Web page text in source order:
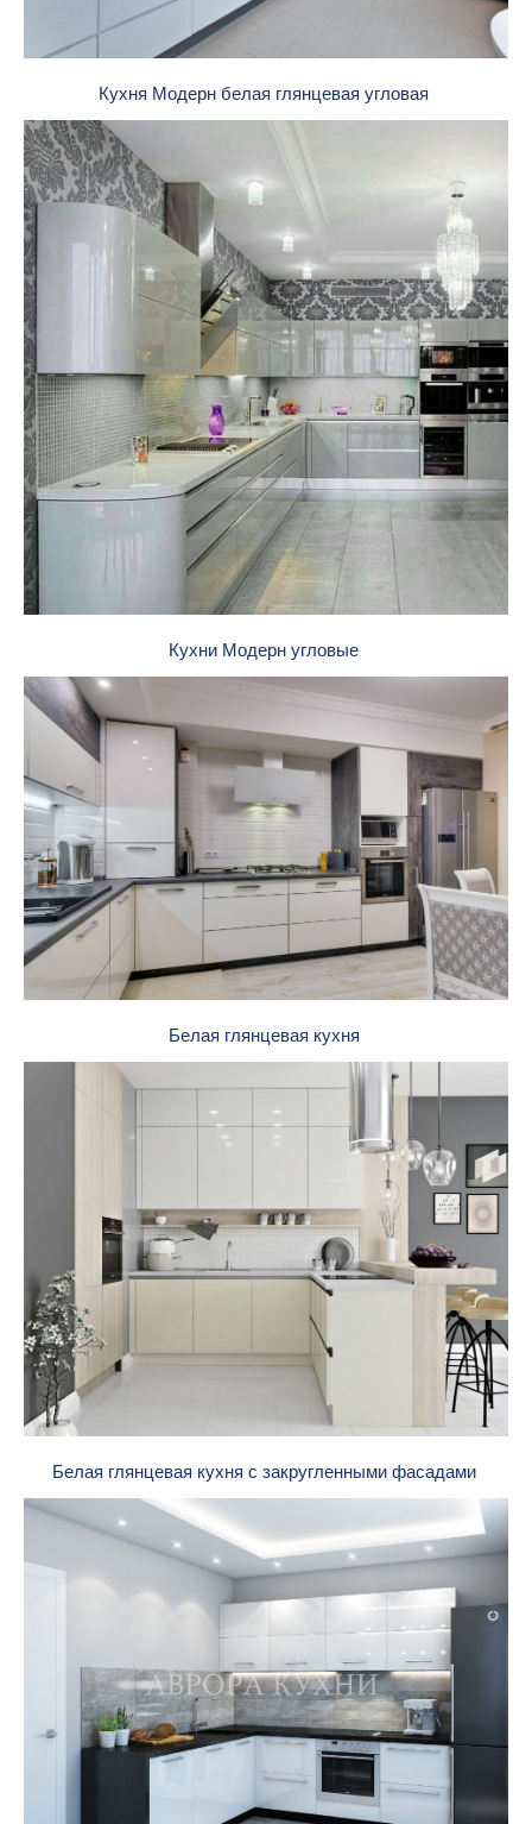
Кухня Модерн белая глянцевая угловая
Кухни Модерн угловые
Белая глянцевая кухня
Белая глянцевая кухня с закругленными фасадами